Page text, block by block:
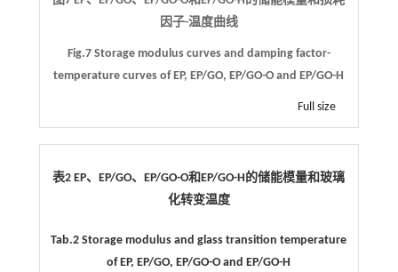
因子-温度曲线
Fig.7 Storage modulus curves and damping factor-
temperature curves of EP, EP/GO, EP/GO-O and EP/GO-H
Full size
表2 EP、EP/GO、EP/GO-O和EP/GO-H的储能模量和玻璃
化转变温度
Tab.2 Storage modulus and glass transition temperature
of EP, EP/GO, EP/GO-O and EP/GO-H